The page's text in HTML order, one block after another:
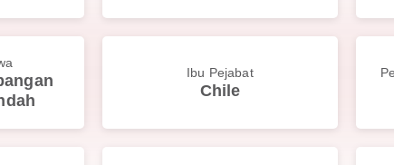
Ibu Pejabat
Chile